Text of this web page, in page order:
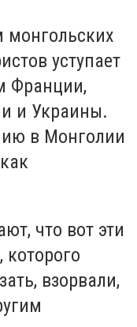
монгольских
уступает
Франции,
и Украины.
в Монголии
что вот эти
взорвали,